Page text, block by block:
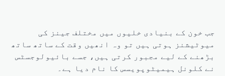
جب خون کے بنیادی خلیوں میں مختلف جینز کی
میوٹیشنز ہوتی ہیں تو وہ انھیں وقت کے ساتھ ساتھ
بڑھنے کے لیے مجبور کرتی ہیں، جسے بائیولوجسٹس
نے کلونل ہیمیٹوپویسس کا نام دیا ہے۔